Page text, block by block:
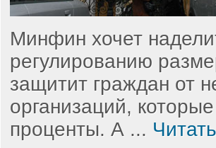
Минфин хочет
регулированию
защитит граждан от
организаций,
проценты. А ...